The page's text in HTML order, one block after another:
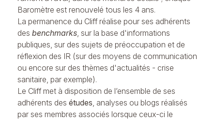
Baromètre est renouvelé tous les 4 ans.
La permanence du Cliff réalise pour ses adhérents
des benchmarks, sur la base d'informations
publiques, sur des sujets de préoccupation et de
réflexion des IR (sur des moyens de communication
ou encore sur des thèmes d'actualités - crise
sanitaire, par exemple).
Le Cliff met à disposition de l’ensemble de ses
adhérents des études, analyses ou blogs réalisés
par ses membres associés lorsque ceux-ci le